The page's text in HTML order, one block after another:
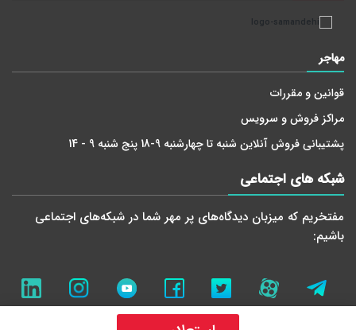
مهاجر
قوانین و مقررات
مراکز فروش و سرویس
پشتیبانی فروش آنلاین شنبه تا چهارشنبه 9-18 پنج شنبه 9 - 14
شبکه های اجتماعی
مفتخریم که میزبان دید‌گاه‌های پر مهر شما در شبکه‌های اجتماعی
باشیم: